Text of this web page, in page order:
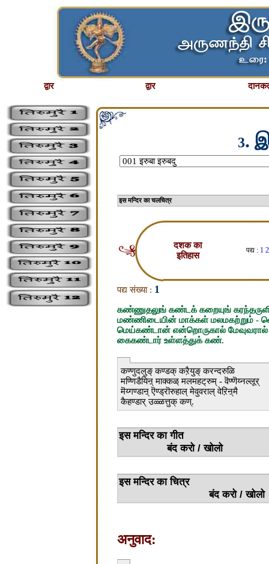
द्वार द्वार
3.
इस मन्दिर का
दशक का
इतिहास
पद्य : 1 2
पद्य संख्या : 1
கண்ணுதலுங் கண்டக் கறையுங்
மண்ணிடையின் மாக்கள் மலமகற்றும் -
மெய்கண்டான் என்றொருகால்
கைகண்டார் உள்ளத்துக் கண்.
कण्णुदलुङ् कण्डक् कऱैयुङ् करन्दरुळि
मण्णिडैयिऩ् माक्कळ् मलमहट्रुम् - वॆण्णॆय्नल्लूर्
मॆय्गण्डाऩ् ऎण्ड्रॊरुहाल् मेवुवराल् वेऱिऩ्मै
कैहण्डार् उळ्ळत्तुक् कण्.
इस
बंद करो / खोलो
इस
बंद करो / खोलो
अनुवाद: